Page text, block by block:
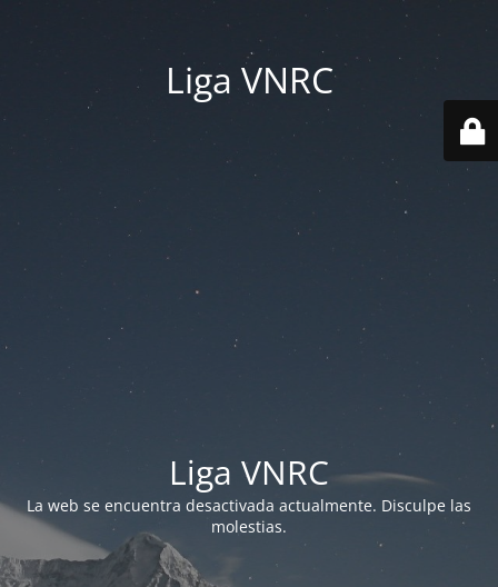
Liga VNRC
Liga VNRC
La web se encuentra desactivada actualmente. Disculpe las
molestias.